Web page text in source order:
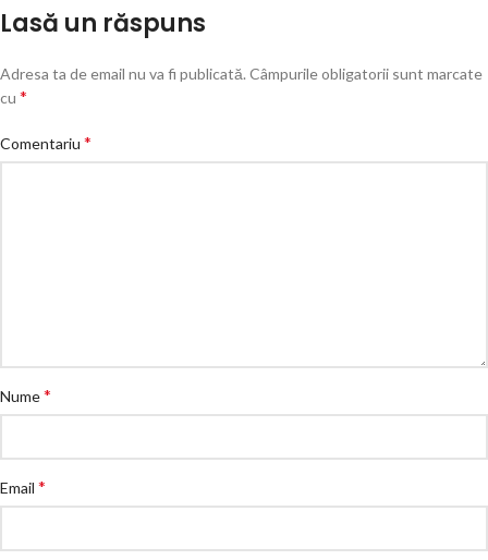
Lasă un răspuns
Adresa ta de email nu va fi publicată. Câmpurile obligatorii sunt marcate
cu *
Comentariu *
Nume*
Email *